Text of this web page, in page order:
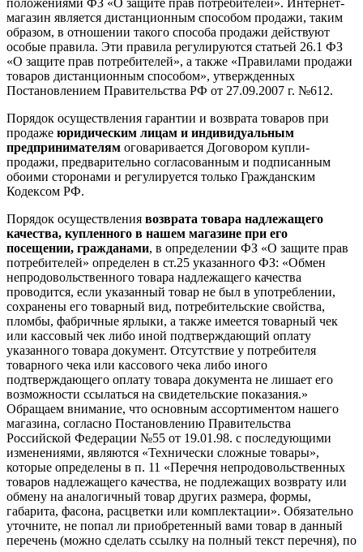
магазин является дистанционным способом продажи, таким
образом, в отношении такого способа продажи действуют
особые правила. Эти правила регулируются статьей 26.1 ФЗ
«О защите прав потребителей», а также «Правилами продажи
товаров дистанционным способом», утвержденных
Постановлением Правительства РФ от 27.09.2007 г. №612.
Порядок осуществления гарантии и возврата товаров при
продаже юридическим лицам и индивидуальным
предпринимателям оговаривается Договором купли-
продажи, предварительно согласованным и подписанным
обоими сторонами и регулируется только Гражданским
Кодексом РФ.
Порядок осуществления возврата товара надлежащего
качества, купленного в нашем магазине при его
посещении, гражданами, в определении ФЗ «О защите прав
потребителей» определен в ст.25 указанного ФЗ: «Обмен
непродовольственного товара надлежащего качества
проводится, если указанный товар не был в употреблении,
сохранены его товарный вид, потребительские свойства,
пломбы, фабричные ярлыки, а также имеется товарный чек
или кассовый чек либо иной подтверждающий оплату
указанного товара документ. Отсутствие у потребителя
товарного чека или кассового чека либо иного
подтверждающего оплату товара документа не лишает его
возможности ссылаться на свидетельские показания.»
Обращаем внимание, что основным ассортиментом нашего
магазина, согласно Постановлению Правительства
Российской Федерации №55 от 19.01.98. с последующими
изменениями, являются «Технически сложные товары»,
которые определены в п. 11 «Перечня непродовольственных
товаров надлежащего качества, не подлежащих возврату или
обмену на аналогичный товар других размера, формы,
габарита, фасона, расцветки или комплектации». Обязательно
уточните, не попал ли приобретенный вами товар в данный
перечень (можно сделать ссылку на полный текст перечня), по